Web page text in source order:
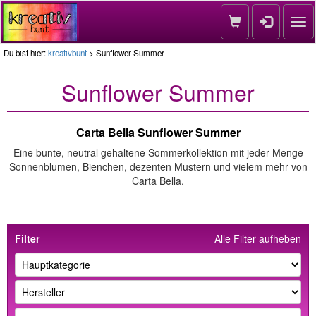
Du bist hier:kreativbunt > Sunflower Summer
Sunflower Summer
Carta Bella Sunflower Summer
Eine bunte, neutral gehaltene Sommerkollektion mit jeder Menge
Sonnenblumen, Bienchen, dezenten Mustern und vielem mehr von
Carta Bella.
Alle Filter aufheben
Filter